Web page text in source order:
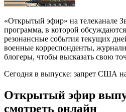
«Открытый эфир» на телеканале
программа, в которой
резонансные события текущих
военные корреспонденты,
блогеры, чтобы высказать свою
Сегодня в выпуске: запрет США
Открытый эфир
смотреть онлайн